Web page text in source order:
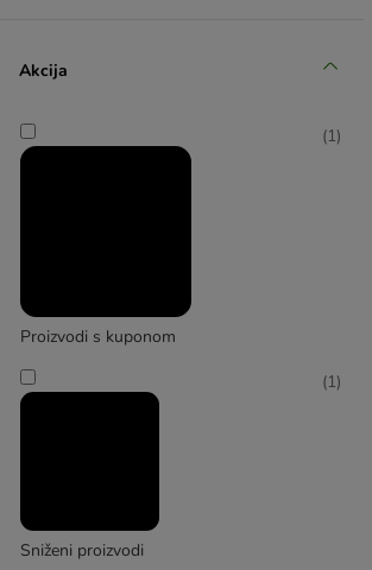
Catessy
GimCat
Happy Cat
Sanabelle
Akcija
Proizvodi s kuponom
(1)
Sniženi proizvodi
(1)